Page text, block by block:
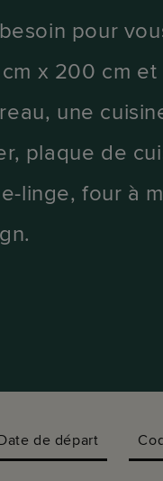
pour
x 200 cm et
une
plaque de
linge, four à
de départ